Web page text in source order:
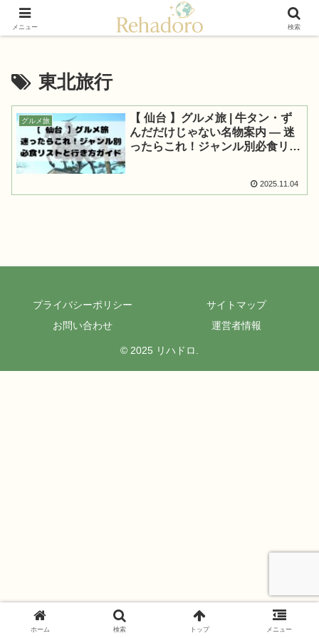
癒しと再発見の“黄金旅”ガイド
東北旅行
グルメ旅
【 仙台 】グルメ旅 | 牛タン・ず
んだだけじゃない名物案内 — 迷
ったらこれ！ジャンル別必食リス
2025.11.04
プライバシーポリシー
サイトマップ
お問い合わせ
運営者情報
© 2025 リハドロ.
メニュー 検索
ホーム 検索 トップ メニュー